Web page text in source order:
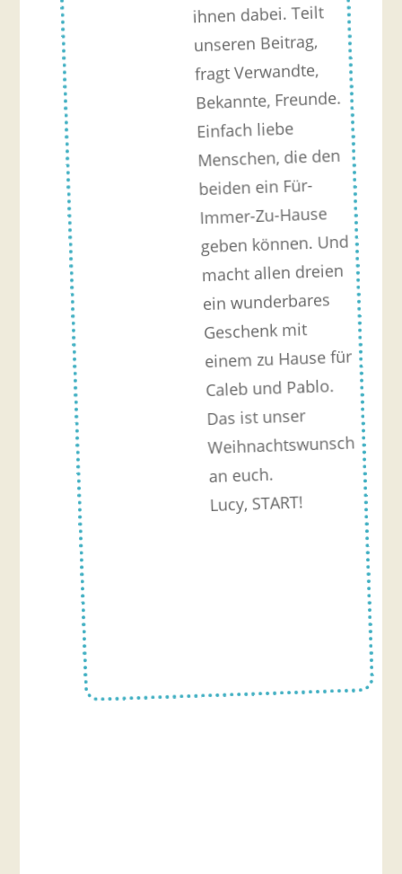
ihnen dabei. Teilt
unseren Beitrag,
fragt Verwandte,
Bekannte, Freunde.
Einfach liebe
Menschen, die den
beiden ein Für-
Immer-Zu-Hause
geben können. Und
macht allen dreien
ein wunderbares
Geschenk mit
einem zu Hause für
Caleb und Pablo.
Das ist unser
Weihnachtswunsch
an euch.
Lucy, START!